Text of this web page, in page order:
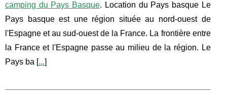
camping du Pays Basque. Location du Pays basque Le
Pays basque est une région située au nord-ouest de
l'Espagne et au sud-ouest de la France. La frontière entre
la France et l'Espagne passe au milieu de la région. Le
Pays ba [...]